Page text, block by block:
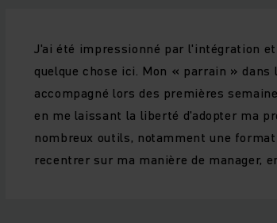
J'ai été impressionné par l'intégration
quelque chose ici. Mon « parrain »
accompagné lors des premières
en me laissant la liberté d'adopter ma
nombreux outils, notamment une
recentrer sur ma manière de manager,